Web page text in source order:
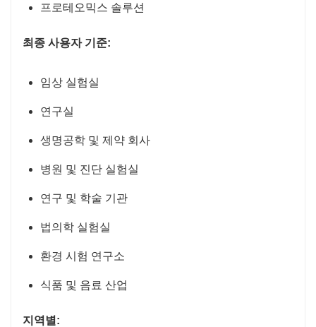
프로테오믹스 솔루션
최종 사용자 기준:
임상 실험실
연구실
생명공학 및 제약 회사
병원 및 진단 실험실
연구 및 학술 기관
법의학 실험실
환경 시험 연구소
식품 및 음료 산업
지역별: